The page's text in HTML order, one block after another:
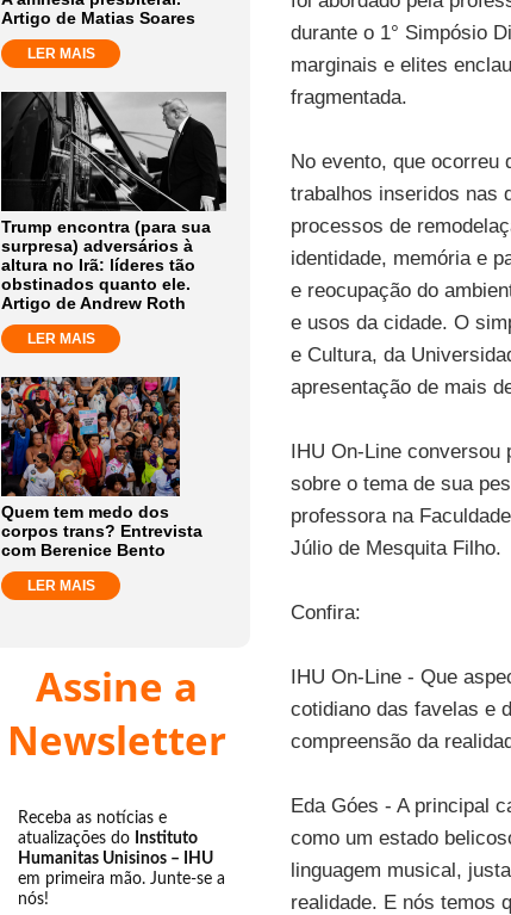
Artigo de Matias Soares
LER MAIS
Trump encontra (para sua
surpresa) adversários à
altura no Irã: líderes tão
obstinados quanto ele.
Artigo de Andrew Roth
LER MAIS
Quem tem medo dos
corpos trans? Entrevista
com Berenice Bento
LER MAIS
Assine a
Newsletter
Receba as notícias e
atualizações do Instituto
Humanitas Unisinos – IHU
em primeira mão. Junte-se a
nós!
durante o 1° Simpósio
marginais e elites
fragmentada.
No evento, que ocorreu
trabalhos inseridos nas
processos de
identidade, memória e
e reocupação do
e usos da cidade. O
e Cultura, da
apresentação de mais
IHU On-Line conversou
sobre o tema de sua
professora na
Júlio de Mesquita Filho.
Confira:
IHU On-Line - Que
cotidiano das favelas e
compreensão da
Eda Góes - A principal
como um estado
linguagem musical,
realidade. E nós temos